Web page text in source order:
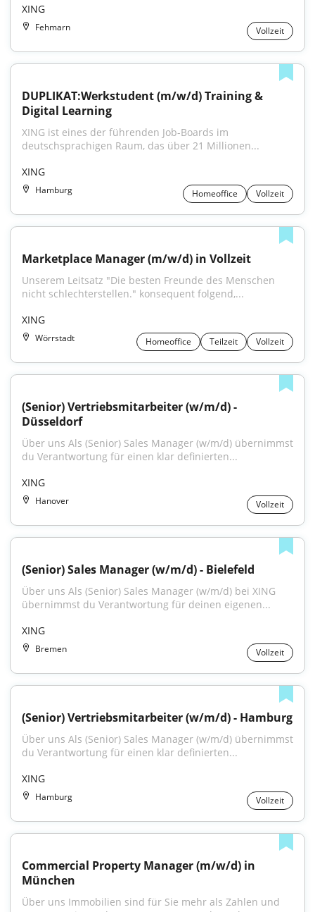
XING
Fehmarn Vollzeit
DUPLIKAT:Werkstudent (m/w/d) Training &
Digital Learning
XING ist eines der führenden Job-Boards im
deutschsprachigen Raum, das über 21 Millionen...
XING
Hamburg Homeoffice Vollzeit
Marketplace Manager (m/w/d) in Vollzeit
Unserem Leitsatz "Die besten Freunde des Menschen
nicht schlechterstellen." konsequent folgend,...
XING
Wörrstadt Homeoffice Teilzeit Vollzeit
(Senior) Vertriebsmitarbeiter (w/m/d) -
Düsseldorf
Über uns Als (Senior) Sales Manager (w/m/d) übernimmst
du Verantwortung für einen klar definierten...
XING
Hanover Vollzeit
(Senior) Sales Manager (w/m/d) - Bielefeld
Über uns Als (Senior) Sales Manager (w/m/d) bei XING
übernimmst du Verantwortung für deinen eigenen...
XING
Bremen Vollzeit
(Senior) Vertriebsmitarbeiter (w/m/d) - Hamburg
Über uns Als (Senior) Sales Manager (w/m/d) übernimmst
du Verantwortung für einen klar definierten...
XING
Hamburg Vollzeit
Commercial Property Manager (m/w/d) in
München
Über uns Immobilien sind für Sie mehr als Zahlen und